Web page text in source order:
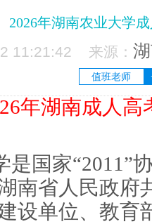
2026年湖南农业大学
11:21:42 来源：
值班老师
年湖南成人高
国家“2011”
南省人民政府
设单位、教育